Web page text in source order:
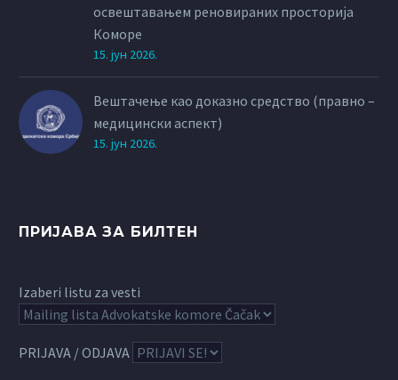
освештавањем реновираних просторија
Коморе
15. јун 2026.
Вештачење као доказно средство (правно –
медицински аспект)
15. јун 2026.
ПРИЈАВА ЗА БИЛТЕН
Izaberi listu za vesti
PRIJAVA / ODJAVA